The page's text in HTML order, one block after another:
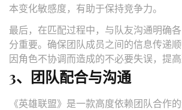
本变化敏感度，有助于保持竞争力。
最后，在匹配过程中，与队友沟通明确
分重要。确保团队成员之间的信息传递
因角色不协调而造成的不必要失误，提高
3、团队配合与沟通
《英雄联盟》是一款高度依赖团队合作